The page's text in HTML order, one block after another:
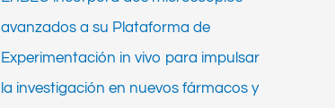
avanzados a su Plataforma de
Experimentación in vivo para impulsar
la investigación en nuevos fármacos y